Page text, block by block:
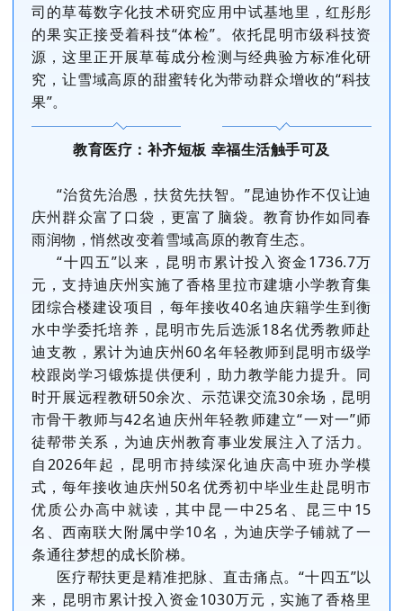
司的草莓数字化技术研究应用中试基地里，红彤彤
的果实正接受着科技“体检”。依托昆明市级科技资
源，这里正开展草莓成分检测与经典验方标准化研
究，让雪域高原的甜蜜转化为带动群众增收的“科技
果”。
教育医疗：补齐短板 幸福生活触手可及
“治贫先治愚，扶贫先扶智。”昆迪协作不仅让迪
庆州群众富了口袋，更富了脑袋。教育协作如同春
雨润物，悄然改变着雪域高原的教育生态。
“十四五”以来，昆明市累计投入资金1736.7万
元，支持迪庆州实施了香格里拉市建塘小学教育集
团综合楼建设项目，每年接收40名迪庆籍学生到衡
水中学委托培养，昆明市先后选派18名优秀教师赴
迪支教，累计为迪庆州60名年轻教师到昆明市级学
校跟岗学习锻炼提供便利，助力教学能力提升。同
时开展远程教研50余次、示范课交流30余场，昆明
市骨干教师与42名迪庆州年轻教师建立“一对一”师
徒帮带关系，为迪庆州教育事业发展注入了活力。
自2026年起，昆明市持续深化迪庆高中班办学模
式，每年接收迪庆州50名优秀初中毕业生赴昆明市
优质公办高中就读，其中昆一中25名、昆三中15
名、西南联大附属中学10名，为迪庆学子铺就了一
条通往梦想的成长阶梯。
医疗帮扶更是精准把脉、直击痛点。“十四五”以
来，昆明市累计投入资金1030万元，实施了香格里